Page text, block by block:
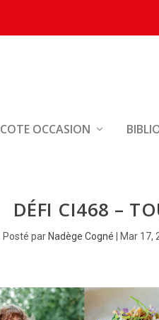
COTE OCCASION
DÉFI CI468 –
Posté par Nadège Cogné Mar 17,